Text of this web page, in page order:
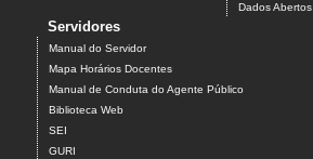
Dados Abertos
Servidores
Manual do Servidor
Mapa Horários Docentes
Manual de Conduta do Agente Público
Biblioteca Web
SEI
GURI